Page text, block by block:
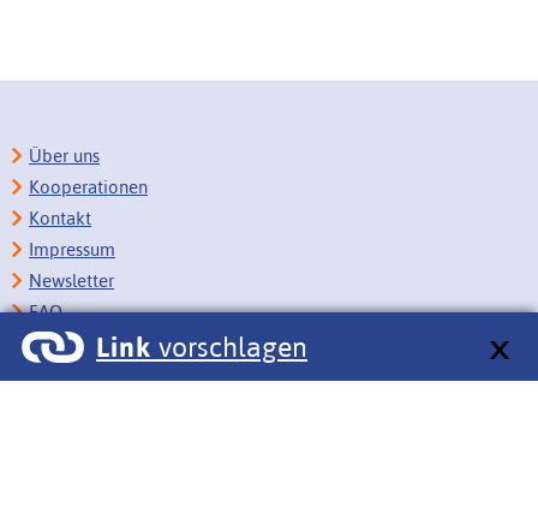
Link vorschlagen
Über uns
Kooperationen
Kontakt
Impressum
Newsletter
FAQ
Copyright